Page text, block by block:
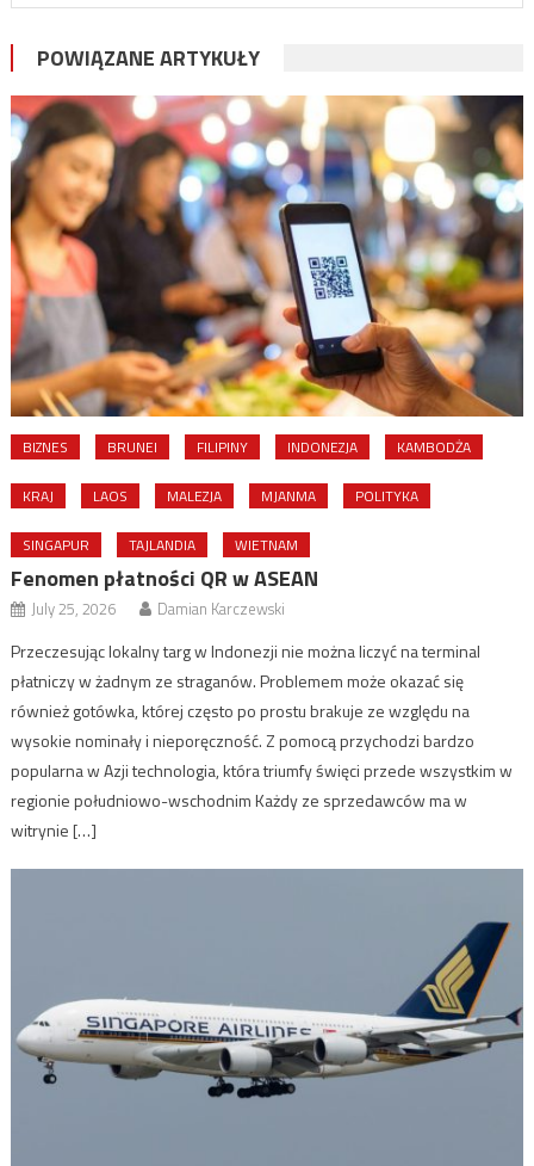
POWIĄZANE ARTYKUŁY
BIZNES BRUNEI FILIPINY INDONEZJA KAMBODŻA
KRAJ LAOS MALEZJA MJANMA POLITYKA
SINGAPUR TAJLANDIA WIETNAM
Fenomen płatności QR w ASEAN
July 25, 2026 Damian Karczewski
Przeczesując lokalny targ w Indonezji nie można liczyć na terminal
płatniczy w żadnym ze straganów. Problemem może okazać się
również gotówka, której często po prostu brakuje ze względu na
wysokie nominały i nieporęczność. Z pomocą przychodzi bardzo
popularna w Azji technologia, która triumfy święci przede wszystkim w
regionie południowo-wschodnim Każdy ze sprzedawców ma w
witrynie […]